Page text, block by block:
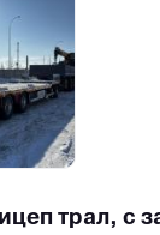
трал, с